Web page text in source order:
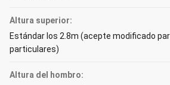
Altura superior:
Estándar los 2.8m (acepte modificado
particulares)
Altura del hombro: